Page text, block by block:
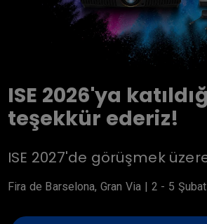
ISE 2026'ya
teşekkür ederiz!
ISE 2027'de görüşmek
Fira de Barselona, ​​Gran Via | 2 - 5